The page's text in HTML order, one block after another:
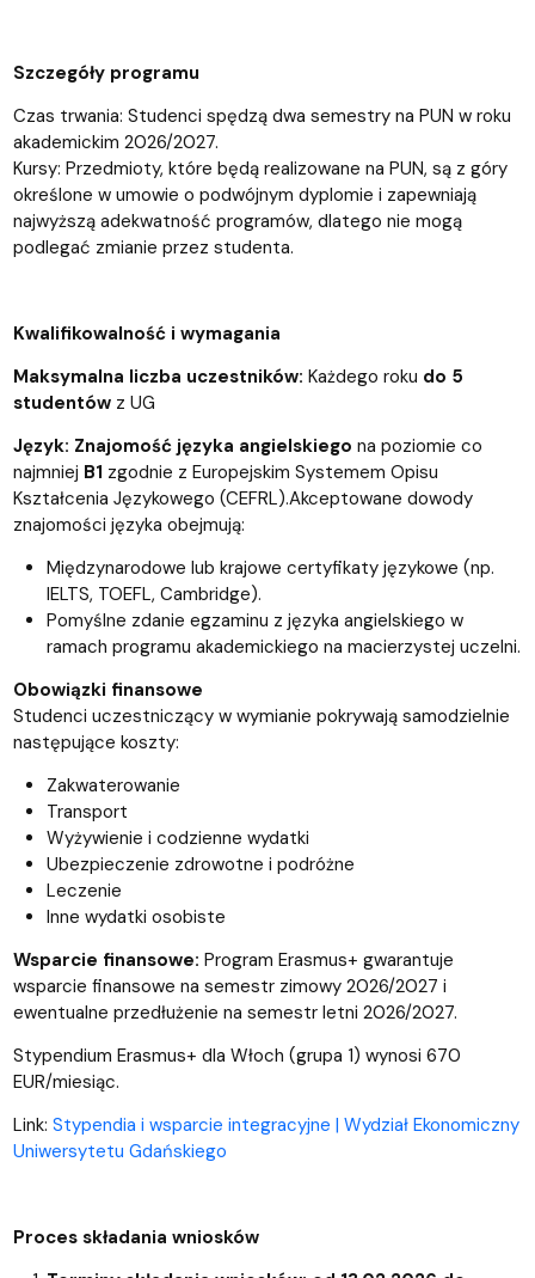
Szczegóły programu
Czas trwania: Studenci spędzą dwa semestry na PUN w roku
akademickim 2026/2027.
Kursy: Przedmioty, które będą realizowane na PUN, są z góry
określone w umowie o podwójnym dyplomie i zapewniają
najwyższą adekwatność programów, dlatego nie mogą
podlegać zmianie przez studenta.
Kwalifikowalność i wymagania
Maksymalna liczba uczestników: Każdego roku do 5
studentówz UG
Język: Znajomość języka angielskiego na poziomie co
najmniej B1 zgodnie z Europejskim Systemem Opisu
Kształcenia Językowego (CEFRL).Akceptowane dowody
znajomości języka obejmują:
Międzynarodowe lub krajowe certyfikaty językowe (np.
IELTS, TOEFL, Cambridge).
Pomyślne zdanie egzaminu z języka angielskiego w
ramach programu akademickiego na macierzystej uczelni.
Obowiązki finansowe
Studenci uczestniczący w wymianie pokrywają samodzielnie
następujące koszty:
Zakwaterowanie
Transport
Wyżywienie i codzienne wydatki
Ubezpieczenie zdrowotne i podróżne
Leczenie
Inne wydatki osobiste
Wsparcie finansowe: Program Erasmus+ gwarantuje
wsparcie finansowe na semestr zimowy 2026/2027 i
ewentualne przedłużenie na semestr letni 2026/2027.
Stypendium Erasmus+ dla Włoch (grupa 1) wynosi 670
EUR/miesiąc.
Link: Stypendia i wsparcie integracyjne | Wydział Ekonomiczny
Uniwersytetu Gdańskiego
Proces składania wniosków